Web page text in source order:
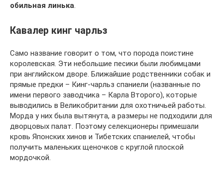
обильная линька
Кавалер кинг чарльз
Само название говорит о том, что порода поистине
королевская. Эти небольшие песики были любимцами
при английском дворе. Ближайшие родственники собак и
прямые предки – Кинг-чарльз спаниели (названные по
имени первого заводчика – Карла Второго), которые
выводились в Великобритании для охотничьей работы.
Морда у них была вытянута, а размеры не подходили для
дворцовых палат. Поэтому селекционеры примешали
кровь Японских хинов и Тибетских спаниелей, чтобы
получить маленьких щеночков с круглой плоской
мордочкой.